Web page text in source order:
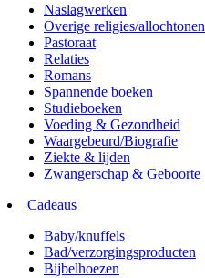
Naslagwerken
Overige religies/allochtonen
Pastoraat
Relaties
Romans
Spannende boeken
Studieboeken
Voeding & Gezondheid
Waargebeurd/Biografie
Ziekte & lijden
Zwangerschap & Geboorte
Cadeaus
Baby/knuffels
Bad/verzorgingsproducten
Bijbelhoezen